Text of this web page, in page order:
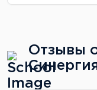
Отзывы